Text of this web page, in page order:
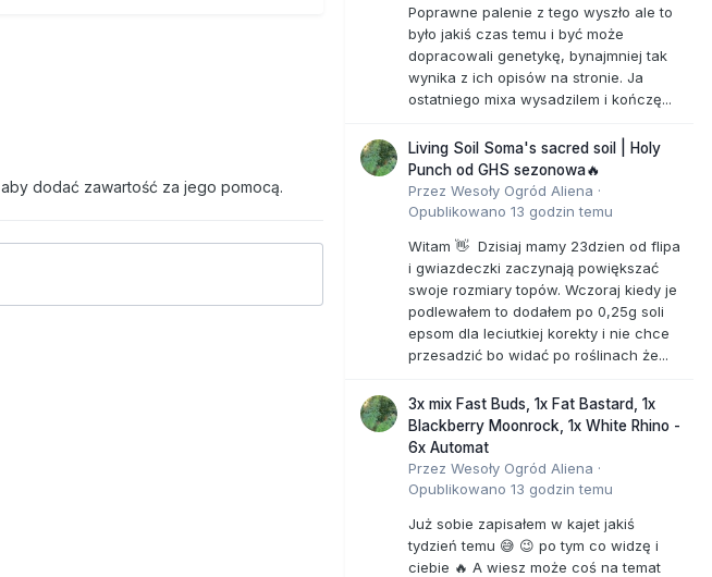
aby dodać zawartość za jego pomocą.
Poprawne palenie z tego wyszło ale to
było jakiś czas temu i być może
dopracowali genetykę, bynajmniej tak
wynika z ich opisów na stronie. Ja
ostatniego mixa wysadzilem i kończę...
Living Soil Soma's sacred soil | Holy
Punch od GHS sezonowa🔥
Przez Wesoły Ogród Aliena ·
Opublikowano 13 godzin temu
Witam 👋 Dzisiaj mamy 23dzien od flipa
i gwiazdeczki zaczynają powiększać
swoje rozmiary topów. Wczoraj kiedy je
podlewałem to dodałem po 0,25g soli
epsom dla leciutkiej korekty i nie chce
przesadzić bo widać po roślinach że...
3x mix Fast Buds, 1x Fat Bastard, 1x
Blackberry Moonrock, 1x White Rhino -
6x Automat
Przez Wesoły Ogród Aliena ·
Opublikowano 13 godzin temu
Już sobie zapisałem w kajet jakiś
tydzień temu 😅 😉 po tym co widzę i
ciebie 🔥 A wiesz może coś na temat